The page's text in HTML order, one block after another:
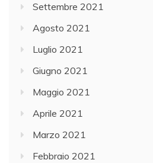
Settembre 2021
Agosto 2021
Luglio 2021
Giugno 2021
Maggio 2021
Aprile 2021
Marzo 2021
Febbraio 2021